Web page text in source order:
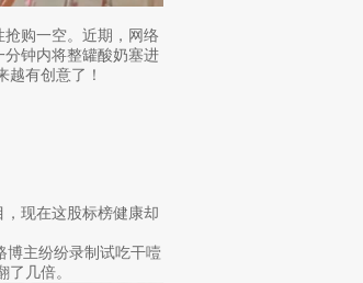
购一空。近期，网络
分钟内将整罐酸奶塞进
有创意了！
现在这股标榜健康却
博主纷纷录制试吃干噎
几倍。